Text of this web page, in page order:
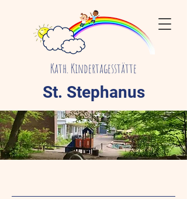
Kath. Kindertagesstätte
St. Stephanus